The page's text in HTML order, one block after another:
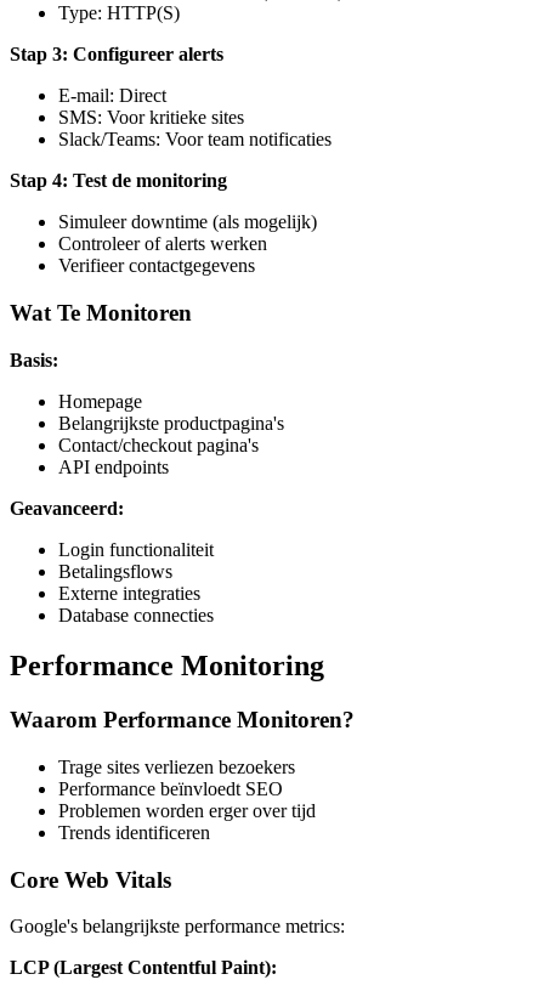
Type: HTTP(S)
Stap 3: Configureer alerts
E-mail: Direct
SMS: Voor kritieke sites
Slack/Teams: Voor team notificaties
Stap 4: Test de monitoring
Simuleer downtime (als mogelijk)
Controleer of alerts werken
Verifieer contactgegevens
Wat Te Monitoren
Basis:
Homepage
Belangrijkste productpagina's
Contact/checkout pagina's
API endpoints
Geavanceerd:
Login functionaliteit
Betalingsflows
Externe integraties
Database connecties
Performance Monitoring
Waarom Performance Monitoren?
Trage sites verliezen bezoekers
Performance beïnvloedt SEO
Problemen worden erger over tijd
Trends identificeren
Core Web Vitals
Google's belangrijkste performance metrics:
LCP (Largest Contentful Paint):